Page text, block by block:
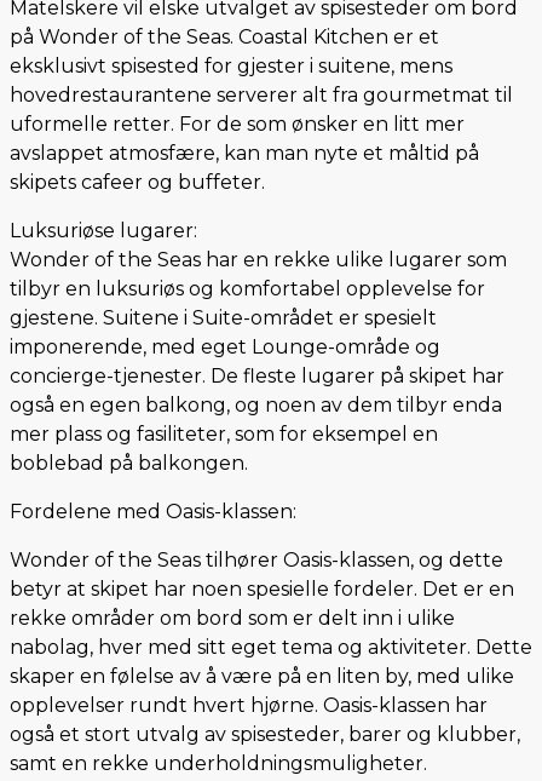
Matelskere vil elske utvalget av spisesteder om bord
på Wonder of the Seas. Coastal Kitchen er et
eksklusivt spisested for gjester i suitene, mens
hovedrestaurantene serverer alt fra gourmetmat til
uformelle retter. For de som ønsker en litt mer
avslappet atmosfære, kan man nyte et måltid på
skipets cafeer og buffeter.
Luksuriøse lugarer:
Wonder of the Seas har en rekke ulike lugarer som
tilbyr en luksuriøs og komfortabel opplevelse for
gjestene. Suitene i Suite-området er spesielt
imponerende, med eget Lounge-område og
concierge-tjenester. De fleste lugarer på skipet har
også en egen balkong, og noen av dem tilbyr enda
mer plass og fasiliteter, som for eksempel en
boblebad på balkongen.
Fordelene med Oasis-klassen:
Wonder of the Seas tilhører Oasis-klassen, og dette
betyr at skipet har noen spesielle fordeler. Det er en
rekke områder om bord som er delt inn i ulike
nabolag, hver med sitt eget tema og aktiviteter. Dette
skaper en følelse av å være på en liten by, med ulike
opplevelser rundt hvert hjørne. Oasis-klassen har
også et stort utvalg av spisesteder, barer og klubber,
samt en rekke underholdningsmuligheter.